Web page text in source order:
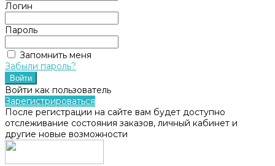
Логин
Пароль
Запомнить меня
Забыли пароль?
Войти как пользователь
Зарегистрироваться
После регистрации на сайте вам будет доступно
отслеживание состояния заказов, личный кабинет и
другие новые возможности